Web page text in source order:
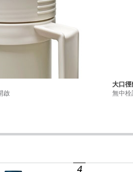
啟
大口徑
無中栓